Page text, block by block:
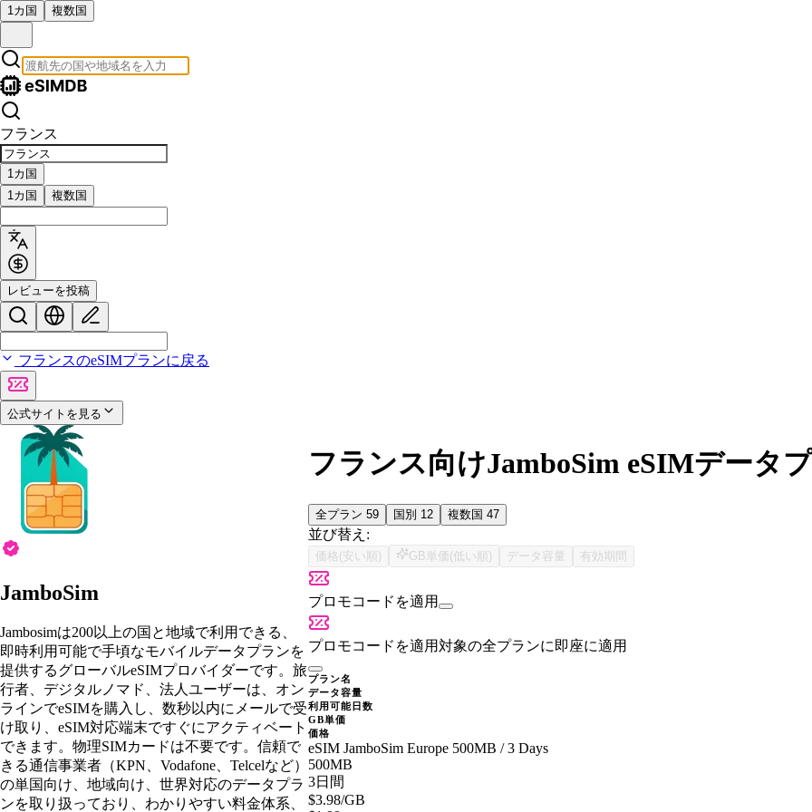
1カ国 複数国
フランス
1カ国
1カ国
複数国
レビューを投稿
フランスのeSIMプランに戻る
公式サイトを見る
JamboSim
Jambosimは200以上の国と地域で利用できる、
即時利用可能で手頃なモバイルデータプランを
提供するグローバルeSIMプロバイダーです。旅
行者、デジタルノマド、法人ユーザーは、オン
ラインでeSIMを購入し、数秒以内にメールで受
け取り、eSIM対応端末ですぐにアクティベート
できます。物理SIMカードは不要です。信頼で
きる通信事業者（KPN、Vodafone、Telcelなど）
の単国向け、地域向け、世界対応のデータプラ
ンを取り扱っており、わかりやすい料金体系、
フランス向けJamboSim eSIMデータ
全プラン 59 国別 12 複数国 47
並び替え:
価格(安い順) GB単価(低い順) データ容量 有効期間
プロモコードを適用
プロモコードを適用対象の全プランに即座に適用
プラン名
データ容量
利用可能日数
GB単価
価格
eSIM JamboSim Europe 500MB / 3 Days
500MB
3日間
$3.98/GB